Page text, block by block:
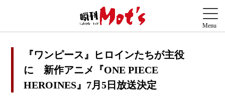
『ワンピース』ヒロインたちが主役
に 新作アニメ『ONE PIECE
HEROINES』7月5日放送決定